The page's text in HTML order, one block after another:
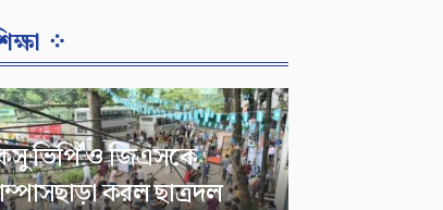
⁘
ভিপি ও জিএসকে
করল ছাত্রদল